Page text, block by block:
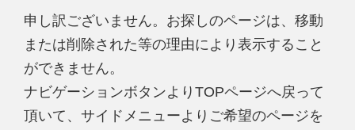
申し訳ございません。お探しのページは、移動
または削除された等の理由により表示すること
ができません。
ナビゲーションボタンよりTOPページへ戻って
頂いて、サイドメニューよりご希望のページを